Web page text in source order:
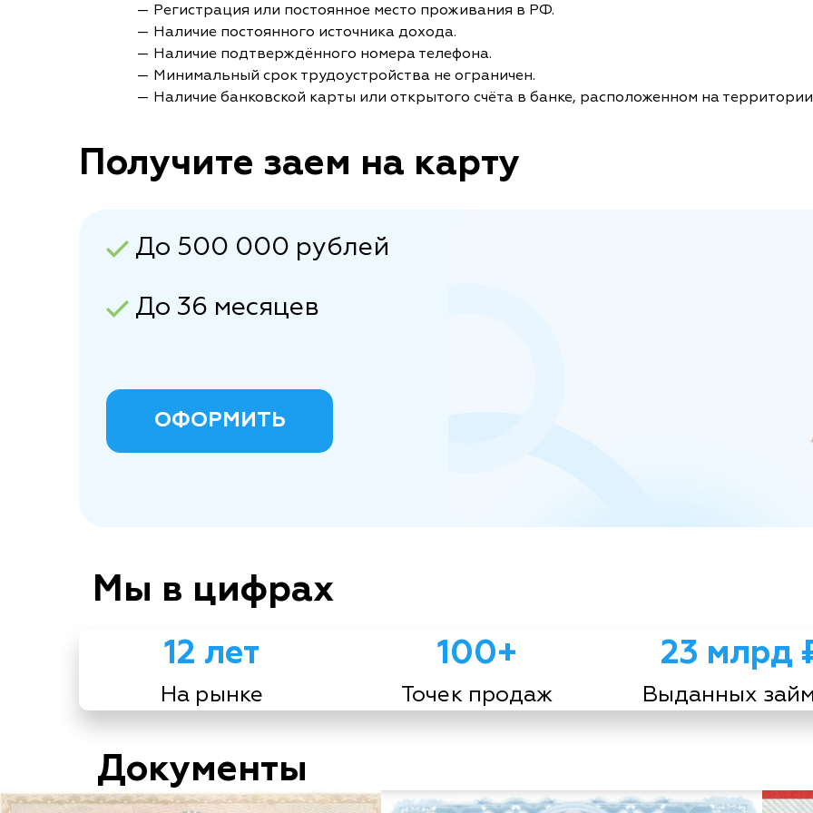
— Регистрация или постоянное место проживания в РФ.
— Наличие постоянного источника дохода.
— Наличие подтверждённого номера телефона.
— Минимальный срок трудоустройства не ограничен.
— Наличие банковской карты или открытого счёта в банке, расположенном на
Получите заем на карту
До 500 000 рублей
До 36 месяцев
ОФОРМИТЬ
Мы в цифрах
12 лет
На рынке
100+
Точек продаж
23 млрд
Выданных
Документы